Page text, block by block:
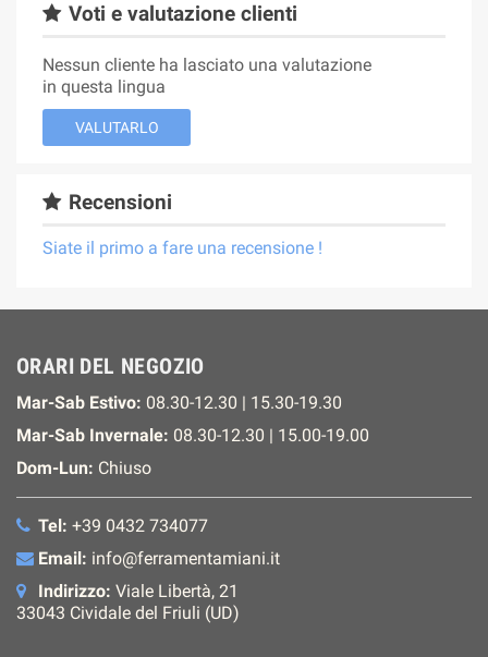
Voti e valutazione clienti
Nessun cliente ha lasciato una valutazione
in questa lingua
VALUTARLO
Recensioni
Siate il primo a fare una recensione !
ORARI DEL NEGOZIO
Mar-Sab Estivo: 08.30-12.30 | 15.30-19.30
Mar-Sab Invernale: 08.30-12.30 | 15.00-19.00
Dom-Lun: Chiuso
Tel: +39 0432 734077
Email: info@ferramentamiani.it
Indirizzo: Viale Libertà, 21
33043 Cividale del Friuli (UD)